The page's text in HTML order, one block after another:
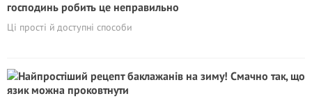
господинь робить це неправильно
Ці прості й доступні способи